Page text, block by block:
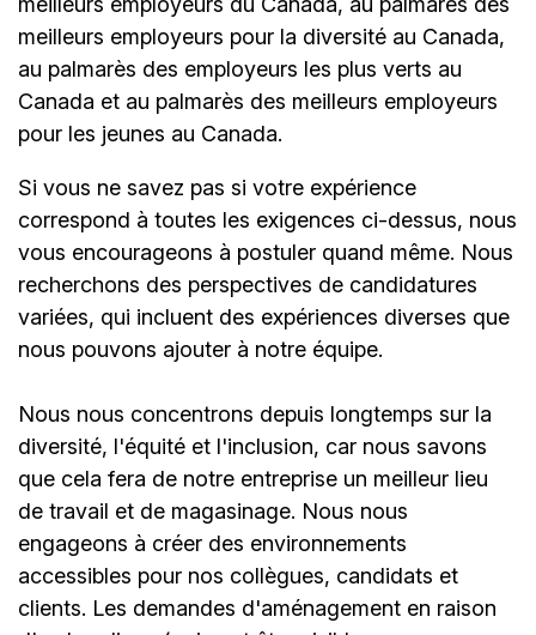
meilleurs employeurs pour la diversité au Canada,
au palmarès des employeurs les plus verts au
Canada et au palmarès des meilleurs employeurs
pour les jeunes au Canada.
Si vous ne savez pas si votre expérience
correspond à toutes les exigences ci-dessus, nous
vous encourageons à postuler quand même. Nous
recherchons des perspectives de candidatures
variées, qui incluent des expériences diverses que
nous pouvons ajouter à notre équipe.
Nous nous concentrons depuis longtemps sur la
diversité, l'équité et l'inclusion, car nous savons
que cela fera de notre entreprise un meilleur lieu
de travail et de magasinage. Nous nous
engageons à créer des environnements
accessibles pour nos collègues, candidats et
clients. Les demandes d'aménagement en raison